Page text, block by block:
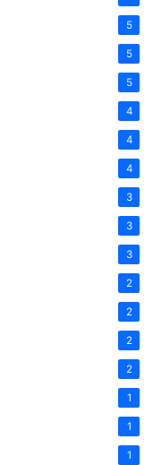
5
5
5
4
4
4
3
3
3
2
2
2
2
1
1
1